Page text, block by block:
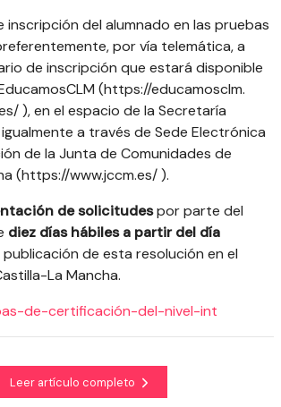
inscripción del alumnado en las pruebas
por vía telemática, a
de inscripción que estará disponible
(https://educamosclm.
), en el espacio de la Secretaría
a través de Sede Electrónica
de la Junta de Comunidades de
(https://www.jccm.es/ ).
de solicitudespor parte del
diez días hábiles a partir del día
de esta resolución en el
La Mancha.
de-certificación-del-nivel-int
Leer artículo completo